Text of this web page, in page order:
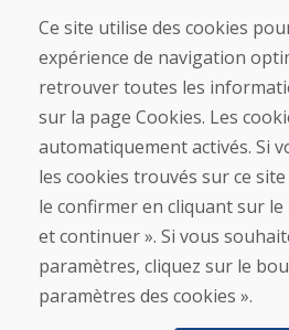
Contact
Achat
Boutique en ligne
Expédition et
Procédure de
Politique de retour
Politique de
Gestion des
Ce site utilise des cookies
expérience de navigation
retrouver toutes les
sur la page Cookies. Les
automatiquement activés. Si
les cookies trouvés sur ce
le confirmer en cliquant sur
et continuer ». Si vous
paramètres, cliquez sur le
paramètres des cookies ».